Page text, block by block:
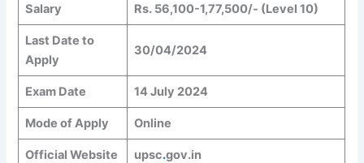
Salary Rs. 56,100-1,77,500/- (Level 10)
Last Date to
Apply
30/04/2024
Exam Date 14 July 2024
Mode of Apply Online
Official Website upsc.gov.in